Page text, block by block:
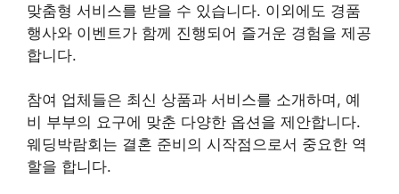
맞춤형 서비스를 받을 수 있습니다. 이외에도 경품
행사와 이벤트가 함께 진행되어 즐거운 경험을 제공
합니다.
참여 업체들은 최신 상품과 서비스를 소개하며, 예
비 부부의 요구에 맞춘 다양한 옵션을 제안합니다.
웨딩박람회는 결혼 준비의 시작점으로서 중요한 역
할을 합니다.